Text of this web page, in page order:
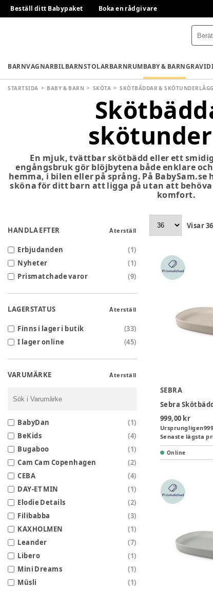
Beställ ditt Babypaket Boka en rådgivare
BARNVAGNARBILBARNSTOLARBARNRUMBABY & BARN
STARTSIDA BABY & BARN SKÖTA SKÖTBÄDDAR & SKÖTUNDERLÄGG
En mjuk, tvättbar skötbädd eller ett
engångsbruk gör blöjbytena både enklare
hemma, i bilen eller på språng. På
sköna för ditt barn att ligga på utan att
komfort.
HANDLA EFTER Återställ
Erbjudanden (1)
Nyheter
(1)
Prismatchade varor
(9)
LAGERSTATUS Återställ
Finns i lager i butik (33)
I lager online
(45)
VARUMÄRKE Återställ
BabyDan (1)
BeKids
(4)
Bugaboo
(1)
Cam Cam Copenhagen
(2)
CEBA
(4)
DAY-ET MIN
(1)
Elodie Details
(2)
Filibabba
(3)
KAXHOLMEN
(1)
Leander
(7)
Libero
(1)
Mini Dreams
(1)
Müsli
(1)
Visar36
SEBRA
999,00 kr
Ursprungligen
Senaste lägsta
Online